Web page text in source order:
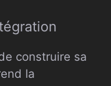
construire sa
la